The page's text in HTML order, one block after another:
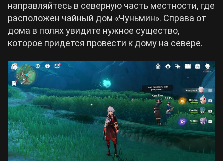
направляйтесь в северную часть местности, где
расположен чайный дом «Чуньмин». Справа от
дома в полях увидите нужное существо,
которое придется провести к дому на севере.